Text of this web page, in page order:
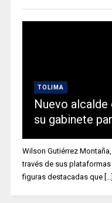
TOLIMA
Nuevo alcalde
su gabinete
Wilson Gutiérrez
través de sus
figuras destacadas que [...]